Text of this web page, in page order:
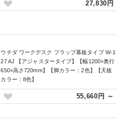
27,830円
ウチダ ワークデスク フラップ幕板タイプ W-1
27 AJ 【アジャスタータイプ】【幅1200×奥行
650×高さ720mm】【脚カラー：2色】【天板
カラー：8色】
55,660円 ～